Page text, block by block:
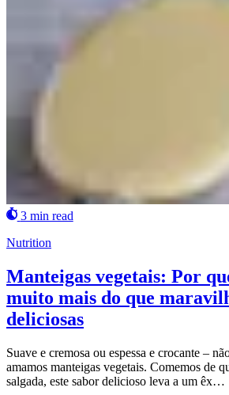
3 min read
Nutrition
Manteigas vegetais: Por
muito mais do que
deliciosas
Suave e cremosa ou espessa e crocante –
amamos manteigas vegetais. Comemos de
salgada, este sabor delicioso leva a um êx…